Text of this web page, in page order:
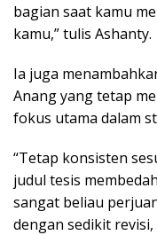
bagian saat kamu
kamu,” tulis Ashanty.
Ia juga
Anang yang tetap
fokus utama dalam
“Tetap konsisten
judul tesis
sangat beliau
dengan sedikit